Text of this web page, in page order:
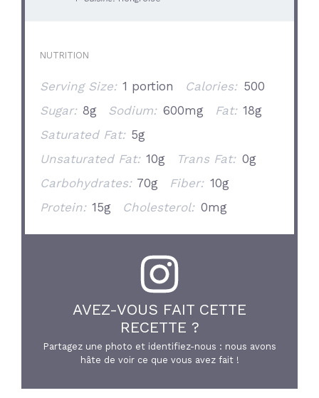
NUTRITION
Serving Size: 1 portion Calories: 500
Sugar: 8g Sodium: 600mg Fat: 18g
Saturated Fat: 5g
Unsaturated Fat: 10g Trans Fat: 0g
Carbohydrates: 70g Fiber: 10g
Protein: 15g Cholesterol: 0mg
AVEZ-VOUS FAIT CETTE
RECETTE ?
Partagez une photo et identifiez-nous : nous avons
hâte de voir ce que vous avez fait !